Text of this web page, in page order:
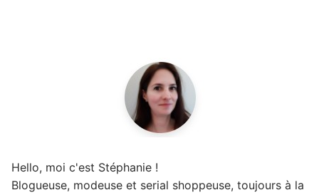
Hello, moi c'est Stéphanie !
Blogueuse, modeuse et serial shoppeuse, toujours à la